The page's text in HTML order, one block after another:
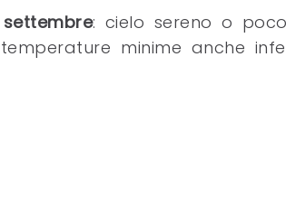
: cielo sereno o
minime anche